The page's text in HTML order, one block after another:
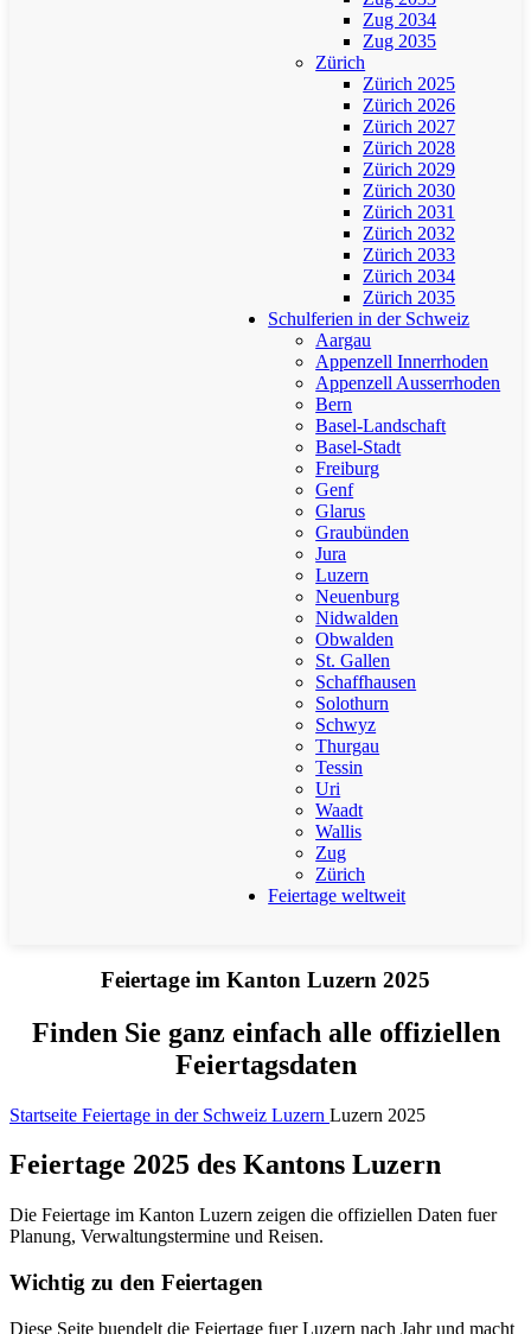
Zug 2034
Zug 2035
Zürich
Zürich 2025
Zürich 2026
Zürich 2027
Zürich 2028
Zürich 2029
Zürich 2030
Zürich 2031
Zürich 2032
Zürich 2033
Zürich 2034
Zürich 2035
Schulferien in der Schweiz
Aargau
Appenzell Innerrhoden
Appenzell Ausserrhoden
Bern
Basel-Landschaft
Basel-Stadt
Freiburg
Genf
Glarus
Graubünden
Jura
Luzern
Neuenburg
Nidwalden
Obwalden
St. Gallen
Schaffhausen
Solothurn
Schwyz
Thurgau
Tessin
Uri
Waadt
Wallis
Zug
Zürich
Feiertage weltweit
Feiertage im Kanton Luzern 2025
Finden Sie ganz einfach alle offiziellen
Feiertagsdaten
Startseite Feiertage in der Schweiz Luzern Luzern 2025
Feiertage 2025 des Kantons Luzern
Die Feiertage im Kanton Luzern zeigen die offiziellen Daten fuer
Planung, Verwaltungstermine und Reisen.
Wichtig zu den Feiertagen
Diese Seite buendelt die Feiertage fuer Luzern nach Jahr und macht